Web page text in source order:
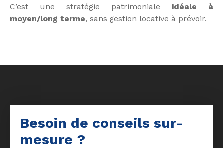
C’est une stratégie patrimoniale idéale à
moyen/long terme, sans gestion locative à prévoir.
Besoin de conseils sur-
mesure ?